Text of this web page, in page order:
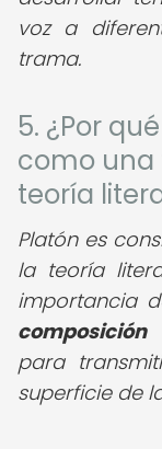
voz a
trama.
5. ¿Por
como una
teoría
Platón es
la teoría
importancia
para
superficie de